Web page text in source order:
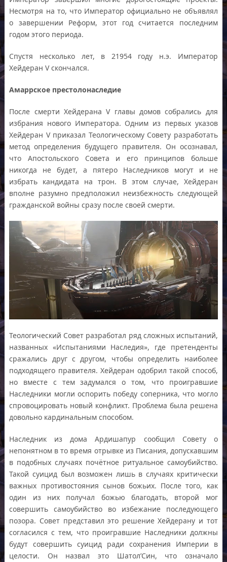
Несмотря на то, что Император официально не объявлял
о завершении Реформ, этот год считается последним
годом этого периода.
Спустя несколько лет, в 21954 году н.э. Император
Хейдеран V скончался.
Амаррское престолонаследие
После смерти Хейдерана V главы домов собрались для
избрания нового Императора. Одним из первых указов
Хейдеран V приказал Теологическому Совету разработать
метод определения будущего правителя. Он осознавал,
что Апостольского Совета и его принципов больше
никогда не будет, а пятеро Наследников могут и не
избрать кандидата на трон. В этом случае, Хейдеран
вполне разумно предположил неизбежность следующей
гражданской войны сразу после своей смерти.
Теологический Совет разработал ряд сложных испытаний,
названных «Испытаниями Наследия», где претенденты
сражались друг с другом, чтобы определить наиболее
подходящего правителя. Хейдеран одобрил такой способ,
но вместе с тем задумался о том, что проигравшие
Наследники могли оспорить победу соперника, что могло
спровоцировать новый конфликт. Проблема была решена
довольно кардинальным способом.
Наследник из дома Ардишапур сообщил Совету о
непонятном в то время отрывке из Писания, допускавшим
в подобных случаях почётное ритуальное самоубийство.
Такой суицид был возможен лишь в случаях критически
важных противостояния сынов божьих. После того, как
один из них получал божью благодать, второй мог
совершить самоубийство во избежание последующего
позора. Совет представил это решение Хейдерану и тот
согласился с тем, что проигравшие Наследники должны
будут совершить суицид ради сохранения Империи в
целости. Он назвал это Шатол’Cин, что означало